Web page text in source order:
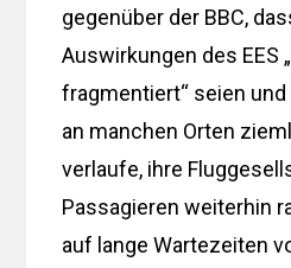
gegenüber der BBC,
Auswirkungen des EES
fragmentiert“ seien
an manchen Orten
verlaufe, ihre
Passagieren weiterhin
auf lange Wartezeiten